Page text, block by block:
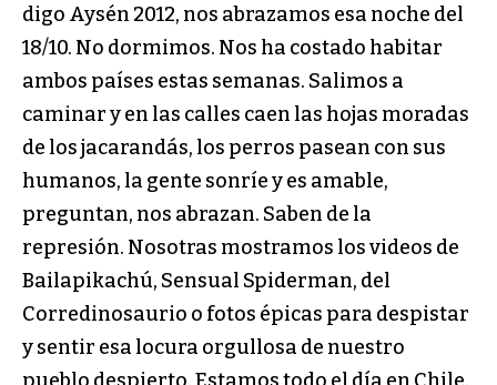
digo Aysén 2012, nos abrazamos esa noche del
18/10. No dormimos. Nos ha costado habitar
ambos países estas semanas. Salimos a
caminar y en las calles caen las hojas moradas
de los jacarandás, los perros pasean con sus
humanos, la gente sonríe y es amable,
preguntan, nos abrazan. Saben de la
represión. Nosotras mostramos los videos de
Bailapikachú, Sensual Spiderman, del
Corredinosaurio o fotos épicas para despistar
y sentir esa locura orgullosa de nuestro